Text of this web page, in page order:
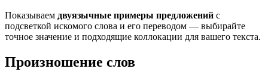
Показываем двуязычные примеры предложений с
подсветкой искомого слова и его переводом — выбирайте
точное значение и подходящие коллокации для вашего текста.
Произношение слов